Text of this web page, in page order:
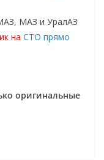
МАЗ и УралАЗ
на СТО прямо
оригинальные